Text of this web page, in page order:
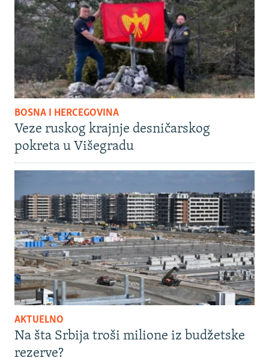
BOSNA I HERCEGOVINA
Veze ruskog krajnje desničarskog
pokreta u Višegradu
AKTUELNO
Na šta Srbija troši milione iz budžetske
rezerve?